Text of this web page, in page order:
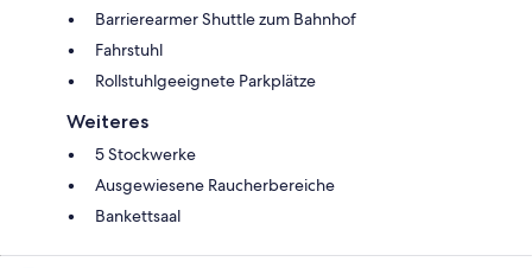
Barrierearmer Shuttle zum Bahnhof
Fahrstuhl
Rollstuhlgeeignete Parkplätze
Weiteres
5 Stockwerke
Ausgewiesene Raucherbereiche
Bankettsaal